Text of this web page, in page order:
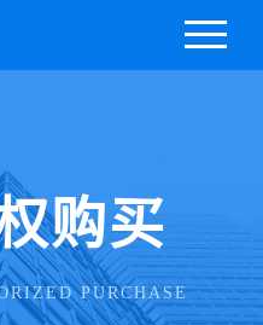
购买
PURCHASE